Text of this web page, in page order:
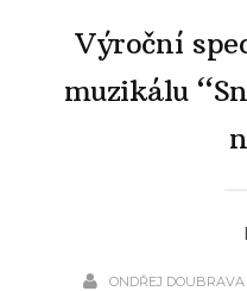
Výroční
muzikálu
ONDŘEJ DOUBRAVA